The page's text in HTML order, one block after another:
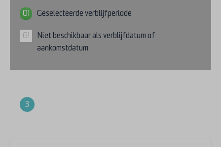
01 Geselecteerde verblijfperiode
01
Niet beschikbaar als verblijfdatum of
aankomstdatum
3